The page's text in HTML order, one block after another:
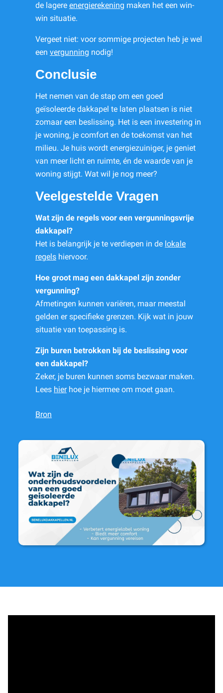
de lagere energierekening maken het een win-
win situatie.
Vergeet niet: voor sommige projecten heb je wel
een vergunning nodig!
Conclusie
Het nemen van de stap om een goed
geïsoleerde dakkapel te laten plaatsen is niet
zomaar een beslissing. Het is een investering in
je woning, je comfort en de toekomst van het
milieu. Je huis wordt energiezuiniger, je geniet
van meer licht en ruimte, én de waarde van je
woning stijgt. Wat wil je nog meer?
Veelgestelde Vragen
Wat zijn de regels voor een vergunningsvrije
dakkapel?
Het is belangrijk je te verdiepen in de lokale
regels hiervoor.
Hoe groot mag een dakkapel zijn zonder
vergunning?
Afmetingen kunnen variëren, maar meestal
gelden er specifieke grenzen. Kijk wat in jouw
situatie van toepassing is.
Zijn buren betrokken bij de beslissing voor
een dakkapel?
Zeker, je buren kunnen soms bezwaar maken.
Lees hierhoe je hiermee om moet gaan.
Bron